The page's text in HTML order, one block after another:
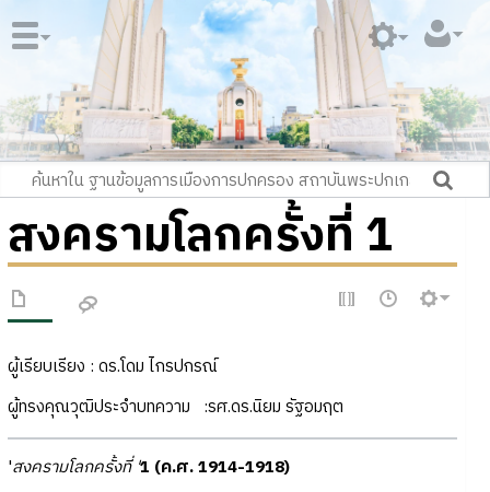
สงครามโลกครั้งที่ 1
ผู้เรียบเรียง : ดร.โดม ไกรปกรณ์
ผู้ทรงคุณวุฒิประจำบทความ :รศ.ดร.นิยม รัฐอมฤต
'สงครามโลกครั้งที่ '1 (ค.ศ. 1914-1918)